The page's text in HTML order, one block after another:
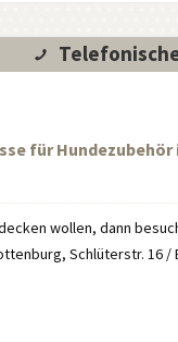
für Hundezubehör
wollen, dann
Schlüterstr. 16 /